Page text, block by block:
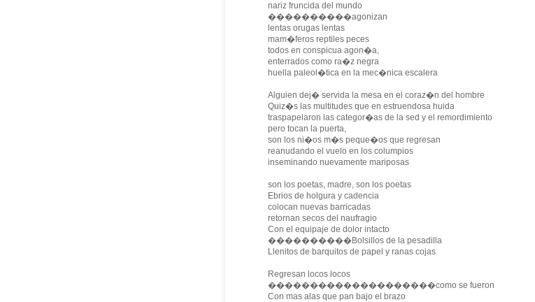
nariz fruncida del mundo
����������agonizan
lentas orugas lentas
mam�feros reptiles peces
todos en conspicua agon�a,
enterrados como ra�z negra
huella paleol�tica en la mec�nica escalera
Alguien dej� servida la mesa en el coraz�n del hombre
Quiz�s las multitudes que en estruendosa huida
traspapelaron las categor�as de la sed y el remordimiento
pero tocan la puerta,
son los ni�os m�s peque�os que regresan
reanudando el vuelo en los columpios
inseminando nuevamente mariposas
son los poetas, madre, son los poetas
Ebrios de holgura y cadencia
colocan nuevas barricadas
retornan secos del naufragio
Con el equipaje de dolor intacto
����������Bolsillos de la pesadilla
Llenitos de barquitos de papel y ranas cojas
Regresan locos locos
��������������������como se fueron
Con mas alas que pan bajo el brazo